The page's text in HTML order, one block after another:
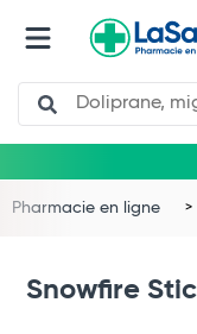
Search
Pharmacie en ligne
Snowfire